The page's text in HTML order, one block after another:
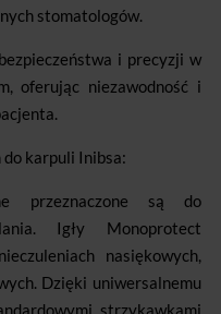
stomatologów.
i precyzji w
oferując niezawodność i
karpuli Inibsa:
przeznaczone są do
Igły Monoprotect
nasiękowych,
Dzięki uniwersalnemu
strzykawkami